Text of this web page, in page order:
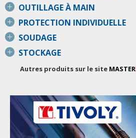
OUTILLAGE À MAIN
PROTECTION INDIVIDUELLE
SOUDAGE
STOCKAGE
Autres produits sur le site MASTER